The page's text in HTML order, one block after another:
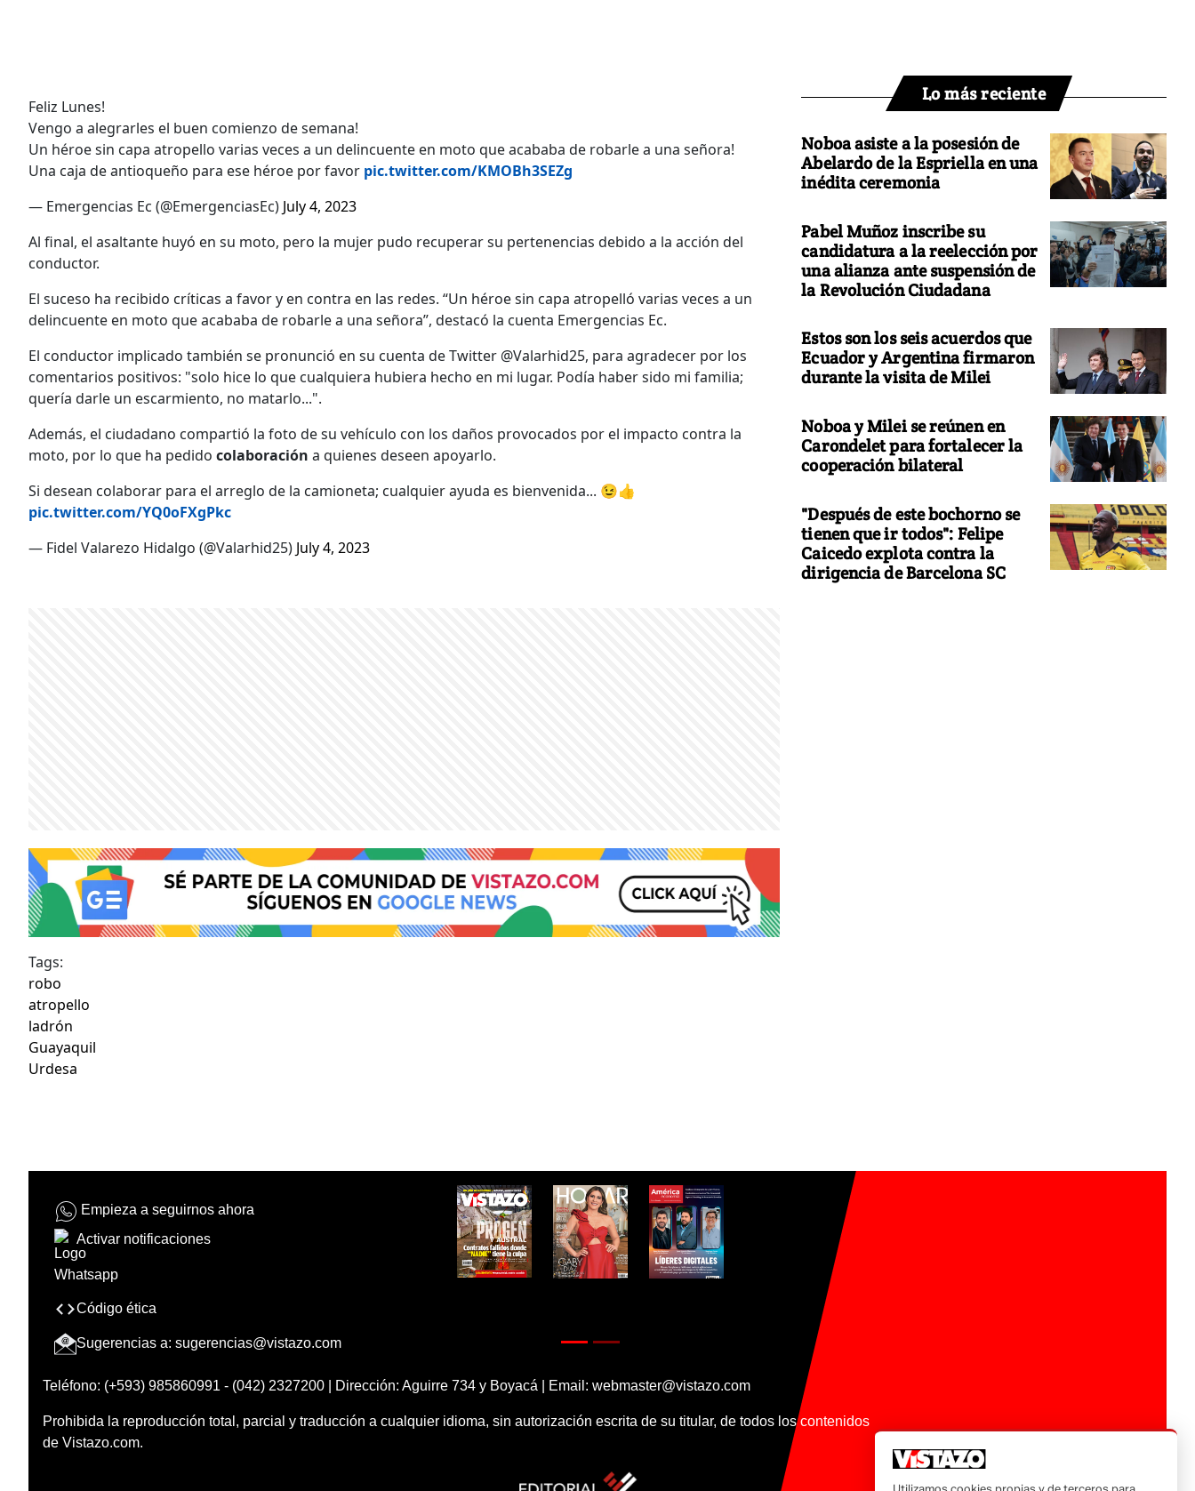
Feliz Lunes!
Vengo a alegrarles el buen comienzo de semana!
Un héroe sin capa atropello varias veces a un delincuente en moto que acababa de robarle a una señora!
Una caja de antioqueño para ese héroe por favor pic.twitter.com/KMOBh3SEZg
— Emergencias Ec (@EmergenciasEc) July 4, 2023
Al final, el asaltante huyó en su moto, pero la mujer pudo recuperar su pertenencias debido a la acción del
conductor.
El suceso ha recibido críticas a favor y en contra en las redes. “Un héroe sin capa atropelló varias veces a un
delincuente en moto que acababa de robarle a una señora”, destacó la cuenta Emergencias Ec.
El conductor implicado también se pronunció en su cuenta de Twitter @Valarhid25, para agradecer por los
comentarios positivos: "solo hice lo que cualquiera hubiera hecho en mi lugar. Podía haber sido mi familia;
quería darle un escarmiento, no matarlo...".
Además, el ciudadano compartió la foto de su vehículo con los daños provocados por el impacto contra la
moto, por lo que ha pedido colaboración a quienes deseen apoyarlo.
Si desean colaborar para el arreglo de la camioneta; cualquier ayuda es bienvenida... 😉👍
pic.twitter.com/YQ0oFXgPkc
— Fidel Valarezo Hidalgo (@Valarhid25) July 4, 2023
Tags:
robo
atropello
ladrón
Guayaquil
Urdesa
Lo más reciente
Noboa asiste a la posesión de
Abelardo de la Espriella en una
inédita ceremonia
Pabel Muñoz inscribe su
candidatura a la reelección por
una alianza ante suspensión de
la Revolución Ciudadana
Estos son los seis acuerdos que
Ecuador y Argentina firmaron
durante la visita de Milei
Noboa y Milei se reúnen en
Carondelet para fortalecer la
cooperación bilateral
"Después de este bochorno se
tienen que ir todos": Felipe
Caicedo explota contra la
dirigencia de Barcelona SC
Empieza a seguirnos ahora
Activar notificaciones
Código ética
Sugerencias a: sugerencias@vistazo.com
Teléfono: (+593) 985860991 - (042) 2327200 | Dirección: Aguirre 734 y Boyacá | Email: webmaster@vistazo.com
Prohibida la reproducción total, parcial y traducción a cualquier idioma, sin autorización escrita de su titular, de todos los contenidos
de Vistazo.com.